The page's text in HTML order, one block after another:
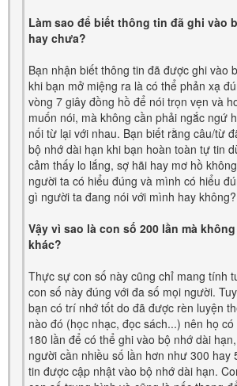
Làm sao để biết thông tin đã ghi vào
hay chưa?
Bạn nhận biết thông tin đã được ghi vào
khi bạn mở miệng ra là có thể phản xạ
vòng 7 giây đồng hồ để nói trọn vẹn và
muốn nói, mà không cần phải ngắc ngứ
nối từ lại với nhau. Bạn biết rằng câu/từ
bộ nhớ dài hạn khi bạn hoàn toàn tự tin
cảm thấy lo lắng, sợ hãi hay mơ hồ
người ta có hiểu đúng và mình có hiểu
gì người ta đang nói với mình hay không?
Vậy vì sao là con số 200 lần mà
khác?
Thực sự con số này cũng chỉ mang tính
con số này đúng với đa số mọi người.
bạn có trí nhớ tốt do đã được rèn luyện
nào đó (học nhạc, đọc sách...) nên họ
180 lần để có thể ghi vào bộ nhớ dài
người cần nhiều số lần hơn như 300 hay
tin được cập nhật vào bộ nhớ dài hạn.